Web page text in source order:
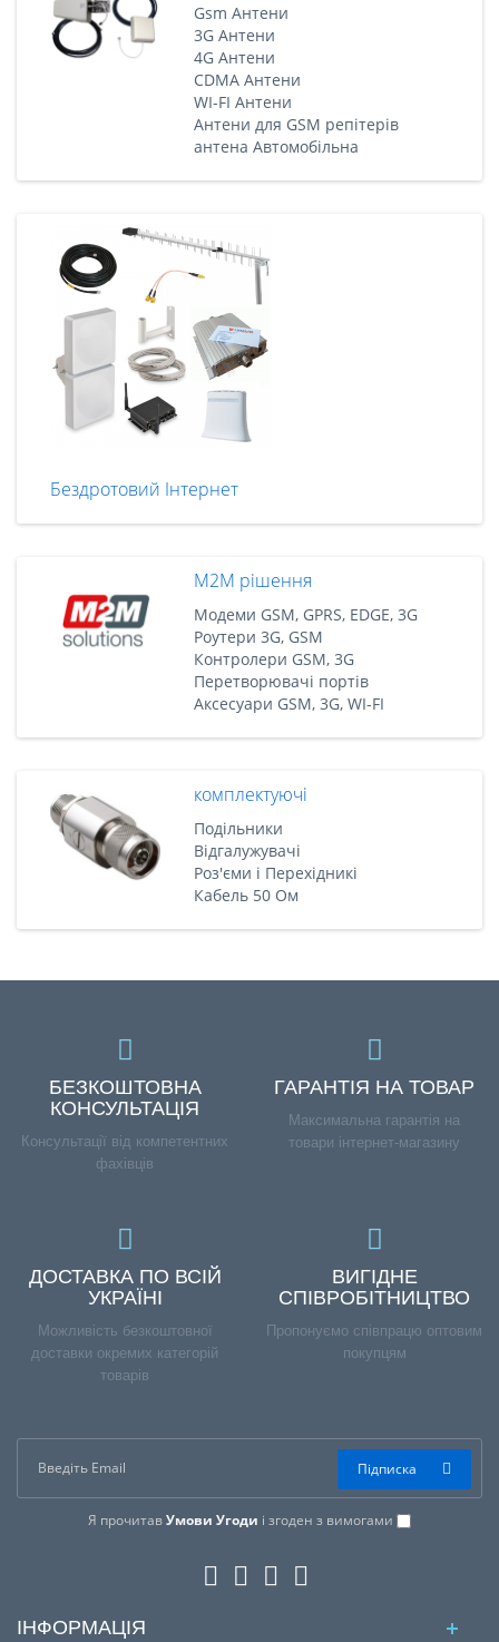
Gsm Антени
3G Антени
4G Антени
CDMA Антени
WI-FI Антени
Антени для GSM репітерів
антена Автомобільна
Бездротовий Інтернет
M2M рішення
Модеми GSM, GPRS, EDGE, 3G
Роутери 3G, GSM
Контролери GSM, 3G
Перетворювачі портів
Аксесуари GSM, 3G, WI-FI
комплектуючі
Подільники
Відгалужувачі
Роз'єми і Перехідникі
Кабель 50 Ом
БЕЗКОШТОВНА
КОНСУЛЬТАЦІЯ
Консультації від компетентних
фахівців
ГАРАНТІЯ НА ТОВАР
Максимальна гарантія на
товари інтернет-магазину
ДОСТАВКА ПО ВСІЙ
УКРАЇНІ
Можливість безкоштовної
доставки окремих категорій
товарів
ВИГІДНЕ
СПІВРОБІТНИЦТВО
Пропонуємо співпрацю оптовим
покупцям
Я прочитавУмови Угоди і згоден з вимогами
Підписка
ІНФОРМАЦІЯ